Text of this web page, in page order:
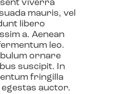
viverra
mauris, vel
libero
a. Aenean
leo.
ornare
suscipit. In
fringilla
egestas auctor.